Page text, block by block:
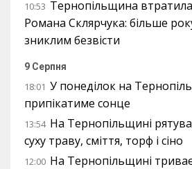
10:53 Тернопільщина
Романа Склярчука: більше
зниклим безвісти
9 Серпня
18:01 У понеділок на
припікатиме сонце
13:54 На Тернопільщині
суху траву, сміття, торф і сіно
12:00 На Тернопільщині